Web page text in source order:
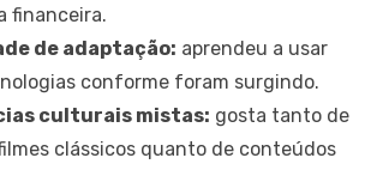
financeira.
de adaptação: aprendeu a usar
conforme foram surgindo.
culturais mistas: gosta tanto de
clássicos quanto de conteúdos